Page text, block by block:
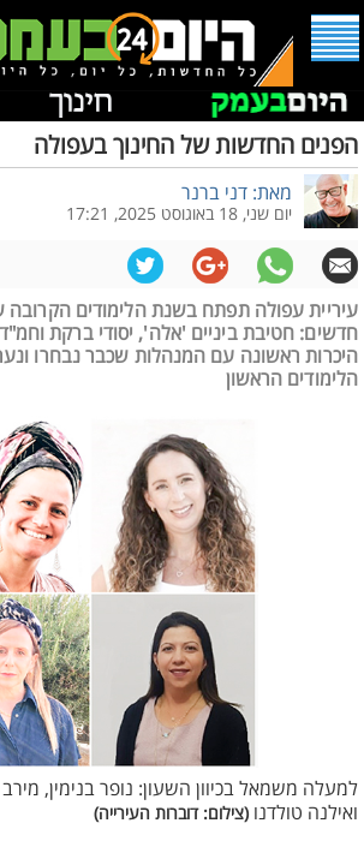
הפנים החדשות של החינוך בעפולה
מאת: דני ברנר
יום שני, 18 באוגוסט 2025, 17:21
עיריית עפולה תפתח בשנת הלימודים
חדשים: חטיבת ביניים 'אלה', יסודי ברקת
היכרות ראשונה עם המנהלות שכבר נבחרו
הלימודים הראשון
למעלה משמאל בכיוון השעון: נופר בנימין, מירב
ואילנה טולדנו (צילום: דוברות העירייה)